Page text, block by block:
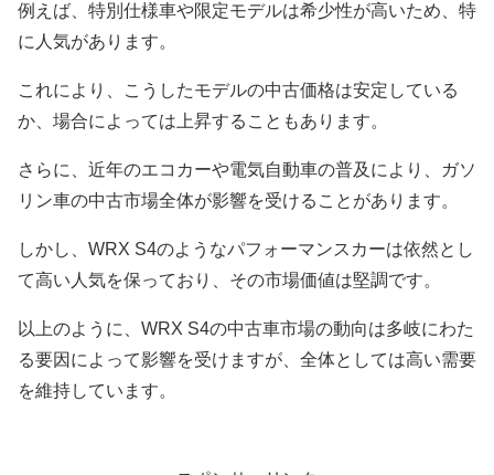
例えば、特別仕様車や限定モデルは希少性が高いため、特
に人気があります。
これにより、こうしたモデルの中古価格は安定している
か、場合によっては上昇することもあります。
さらに、近年のエコカーや電気自動車の普及により、ガソ
リン車の中古市場全体が影響を受けることがあります。
しかし、WRX S4のようなパフォーマンスカーは依然とし
て高い人気を保っており、その市場価値は堅調です。
以上のように、WRX S4の中古車市場の動向は多岐にわた
る要因によって影響を受けますが、全体としては高い需要
を維持しています。